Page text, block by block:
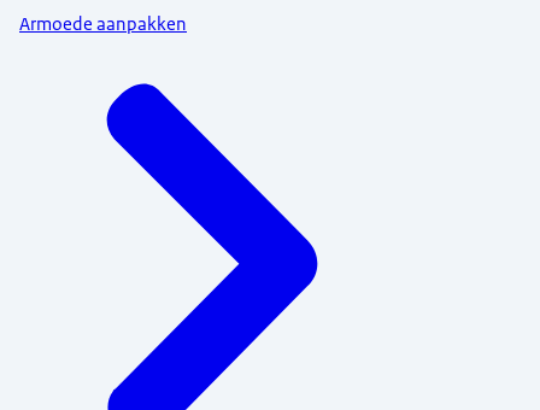
Armoede aanpakken